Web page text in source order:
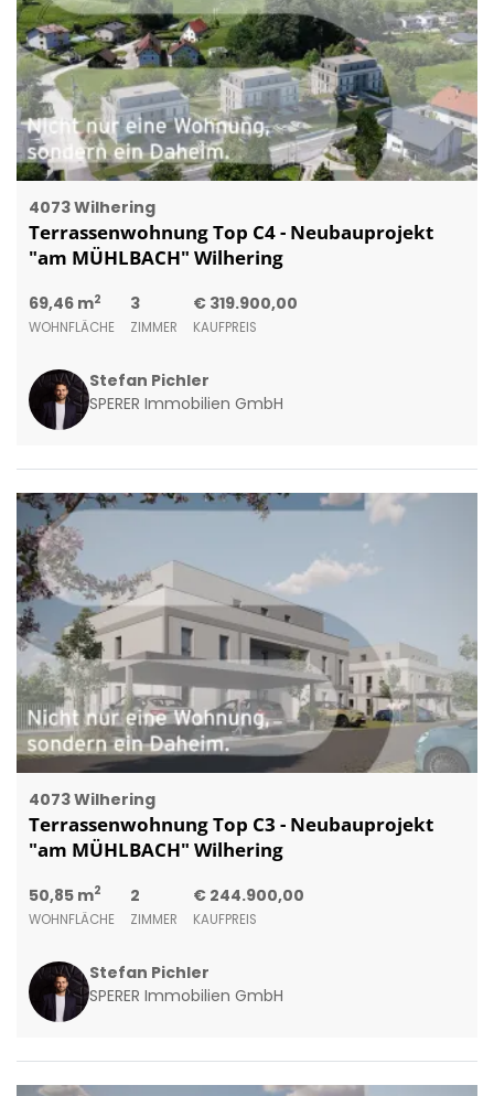
4073 Wilhering
Terrassenwohnung Top C4 - Neubauprojekt
"am MÜHLBACH" Wilhering
69,46 m2
WOHNFLÄCHE
3
ZIMMER
€ 319.900,00
KAUFPREIS
Stefan Pichler
SPERER Immobilien GmbH
4073 Wilhering
Terrassenwohnung Top C3 - Neubauprojekt
"am MÜHLBACH" Wilhering
50,85 m2
WOHNFLÄCHE
2
ZIMMER
€ 244.900,00
KAUFPREIS
Stefan Pichler
SPERER Immobilien GmbH